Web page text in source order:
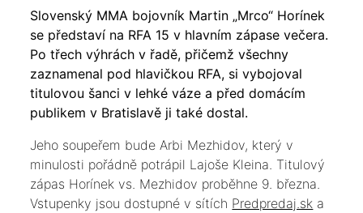
Slovenský MMA bojovník Martin „Mrco“ Horínek
se představí na RFA 15 v hlavním zápase večera.
Po třech výhrách v řadě, přičemž všechny
zaznamenal pod hlavičkou RFA, si vybojoval
titulovou šanci v lehké váze a před domácím
publikem v Bratislavě ji také dostal.
Jeho soupeřem bude Arbi Mezhidov, který v
minulosti pořádně potrápil Lajoše Kleina. Titulový
zápas Horínek vs. Mezhidov proběhne 9. března.
Vstupenky jsou dostupné v sítích Predpredaj.sk a